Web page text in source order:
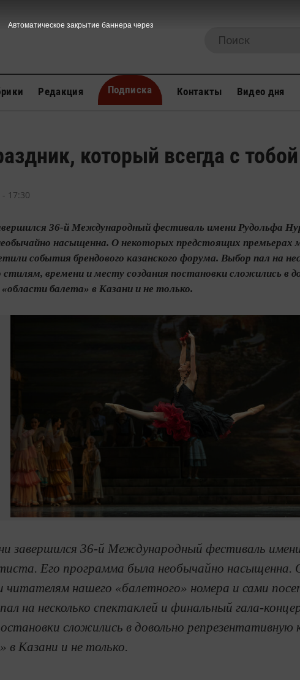
Редакция Подписка Контакты Видео дня
который всегда с тобой
17:30
36-й Международный фестиваль имени Рудольфа
насыщенна. О некоторых предстоящих премьерах
события брендового казанского форума. Выбор пал на
стилям, времени и месту создания постановки сложились в
балета» в Казани и не только.
завершился 36-й Международный фестиваль
Его программа была необычайно насыщенна.
читателям нашего «балетного» номера и сами
на несколько спектаклей и финальный гала-
сложились в довольно
в Казани и не только.
Автоматическое закрытие баннера через